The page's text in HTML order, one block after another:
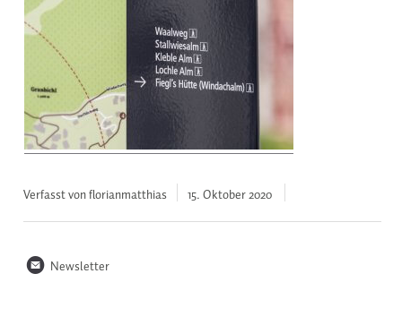
Verfasst von florianmatthias 15. Oktober2020
n Newsletter